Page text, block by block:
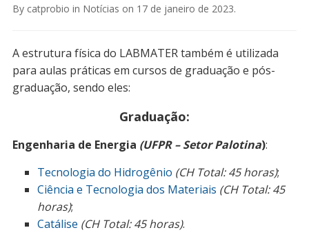
By catprobio in Notícias on 17 de janeiro de 2023.
A estrutura física do LABMATER também é utilizada
para aulas práticas em cursos de graduação e pós-
graduação, sendo eles:
Graduação:
Engenharia de Energia (UFPR – Setor Palotina):
Tecnologia do Hidrogênio (CH Total: 45 horas);
Ciência e Tecnologia dos Materiais (CH Total: 45
horas);
Catálise (CH Total: 45 horas).